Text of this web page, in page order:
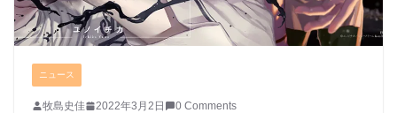
ニュース
牧島史佳 2022年3月2日
0 Comments